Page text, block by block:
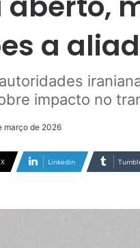
a
impacto no
março de 2026
X Linkedin